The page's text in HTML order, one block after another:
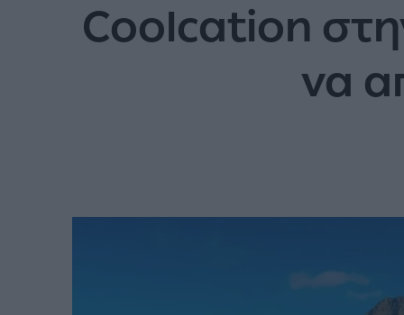
Coolcation
να